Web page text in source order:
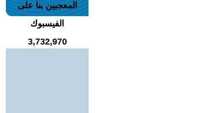
المعجبين بنا على
الفيسبوك
3,732,970